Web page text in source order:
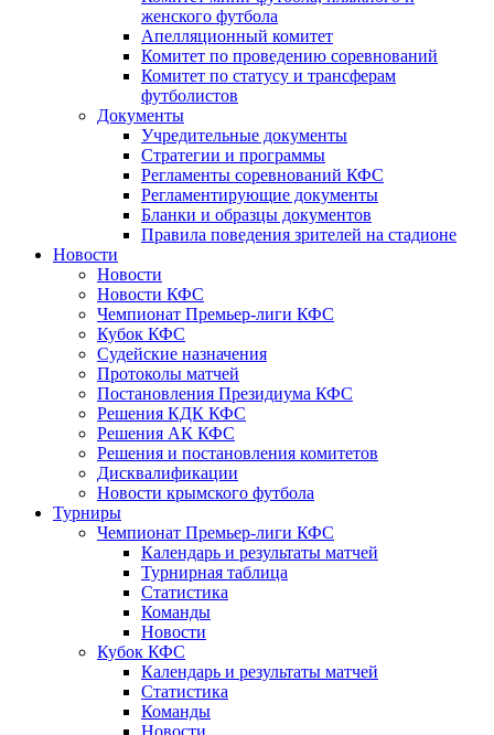
женского футбола
Апелляционный комитет
Комитет по проведению соревнований
Комитет по статусу и трансферам
футболистов
Документы
Учредительные документы
Стратегии и программы
Регламенты соревнований КФС
Регламентирующие документы
Бланки и образцы документов
Правила поведения зрителей на стадионе
Новости
Новости
Новости КФС
Чемпионат Премьер-лиги КФС
Кубок КФС
Судейские назначения
Протоколы матчей
Постановления Президиума КФС
Решения КДК КФС
Решения АК КФС
Решения и постановления комитетов
Дисквалификации
Новости крымского футбола
Турниры
Чемпионат Премьер-лиги КФС
Календарь и результаты матчей
Турнирная таблица
Статистика
Команды
Новости
Кубок КФС
Календарь и результаты матчей
Статистика
Команды
Новости